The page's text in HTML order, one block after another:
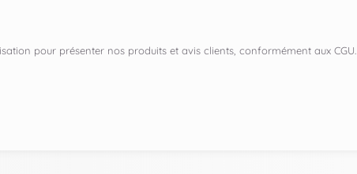
pour présenter nos produits et avis clients, conformément aux CGU.